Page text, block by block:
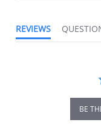
REVIEWS
BE